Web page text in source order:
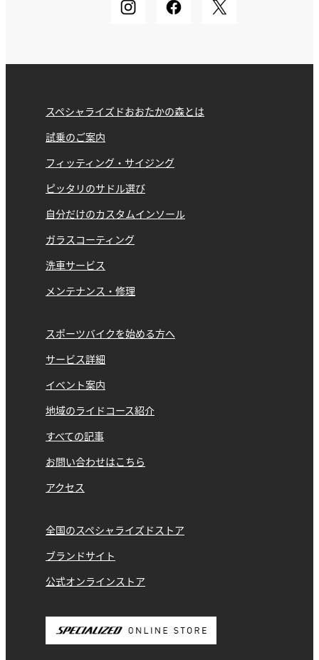
スペシャライズドおおたかの森とは
試乗のご案内
フィッティング・サイジング
ピッタリのサドル選び
自分だけのカスタムインソール
ガラスコーティング
洗車サービス
メンテナンス・修理
スポーツバイクを始める方へ
サービス詳細
イベント案内
地域のライドコース紹介
すべての記事
お問い合わせはこちら
アクセス
全国のスペシャライズドストア
ブランドサイト
公式オンラインストア